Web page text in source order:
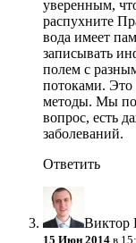
уверенным,
распухните
вода имеет
записывать
полем с
потоками. Это
методы. Мы
вопрос, есть
заболеваний.
Ответить
Виктор
15 Июн 2014 в